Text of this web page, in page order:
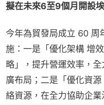
擬在未來6至9個月開設
今年為貿發局成立 60 周
施：一是「優化架構 增
略」，提升營運效率，
廣布局；二是「優化資
絡資源，在全力協助企